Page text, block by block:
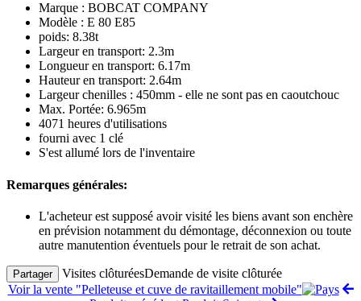
Marque : BOBCAT COMPANY
Modèle : E 80 E85
poids: 8.38t
Largeur en transport: 2.3m
Longueur en transport: 6.17m
Hauteur en transport: 2.64m
Largeur chenilles : 450mm - elle ne sont pas en caoutchouc
Max. Portée: 6.965m
4071 heures d'utilisations
fourni avec 1 clé
S'est allumé lors de l'inventaire
Remarques générales:
L'acheteur est supposé avoir visité les biens avant son enchère
en prévision notamment du démontage, déconnexion ou toute
autre manutention éventuels pour le retrait de son achat.
Partager Visites clôturéesDemande de visite clôturée
Voir la vente "Pelleteuse et cuve de ravitaillement mobile"